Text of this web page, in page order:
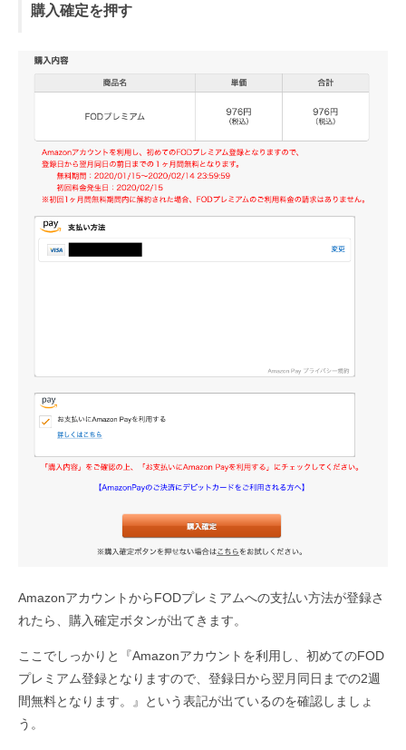
購入確定を押す
AmazonアカウントからFODプレミアムへの支払い方法が登録さ
れたら、購入確定ボタンが出てきます。
ここでしっかりと『Amazonアカウントを利用し、初めてのFOD
プレミアム登録となりますので、登録日から翌月同日までの2週
間無料となります。』という表記が出ているのを確認しましょ
う。